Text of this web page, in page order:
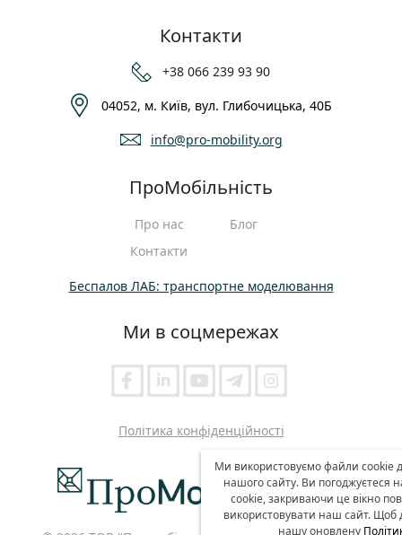
Контакти
+38 066 239 93 90
04052, м. Київ, вул. Глибочицька, 40Б
info@pro-mobility.org
ПроМобільність
Про нас
Блог
Контакти
Беспалов ЛАБ: транспортне моделювання
Ми в соцмережах
Політика конфіденційності
Ми використовуємо файли cookie
нашого сайту. Ви погоджуєтеся
cookie, закриваючи це вікно
використовувати наш сайт. Щоб
нашу оновлену